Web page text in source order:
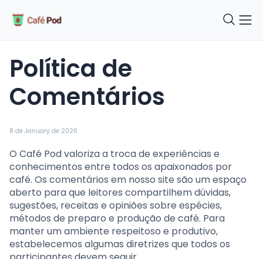
8 de January de 2026
Política de
Comentários
O Café Pod valoriza a troca de experiências e
conhecimentos entre todos os apaixonados por
café. Os comentários em nosso site são um espaço
aberto para que leitores compartilhem dúvidas,
sugestões, receitas e opiniões sobre espécies,
métodos de preparo e produção de café. Para
manter um ambiente respeitoso e produtivo,
estabelecemos algumas diretrizes que todos os